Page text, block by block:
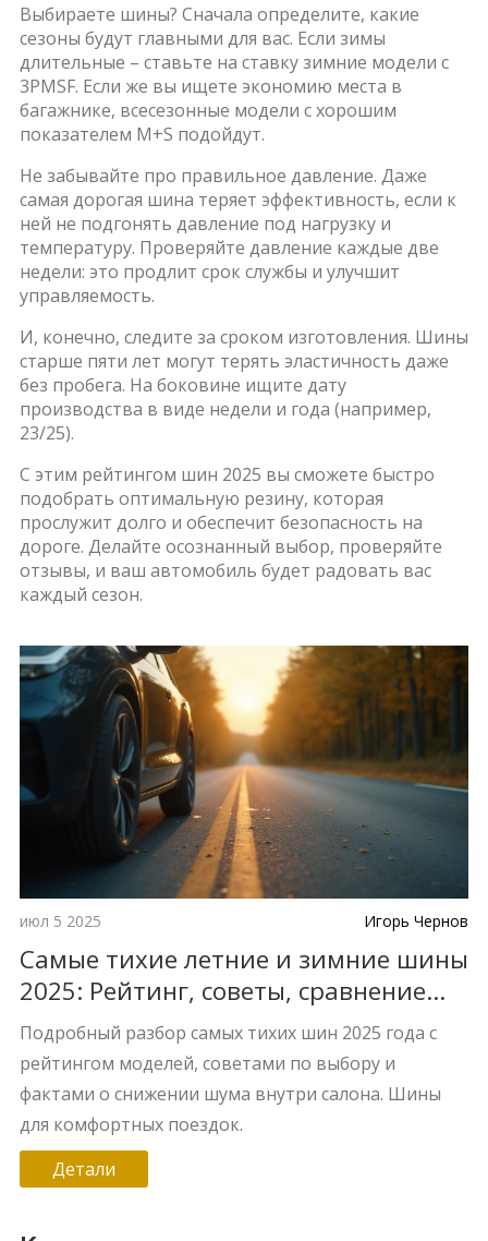
Выбираете шины? Сначала определите, какие
сезоны будут главными для вас. Если зимы
длительные – ставьте на ставку зимние модели с
3PMSF. Если же вы ищете экономию места в
багажнике, всесезонные модели с хорошим
показателем M+S подойдут.
Не забывайте про правильное давление. Даже
самая дорогая шина теряет эффективность, если к
ней не подгонять давление под нагрузку и
температуру. Проверяйте давление каждые две
недели: это продлит срок службы и улучшит
управляемость.
И, конечно, следите за сроком изготовления. Шины
старше пяти лет могут терять эластичность даже
без пробега. На боковине ищите дату
производства в виде недели и года (например,
23/25).
С этим рейтингом шин 2025 вы сможете быстро
подобрать оптимальную резину, которая
прослужит долго и обеспечит безопасность на
дороге. Делайте осознанный выбор, проверяйте
отзывы, и ваш автомобиль будет радовать вас
каждый сезон.
июл 5 2025 Игорь Чернов
Самые тихие летние и зимние шины
2025: Рейтинг, советы, сравнение
моделей
Подробный разбор самых тихих шин 2025 года с
рейтингом моделей, советами по выбору и
фактами о снижении шума внутри салона. Шины
для комфортных поездок.
Детали